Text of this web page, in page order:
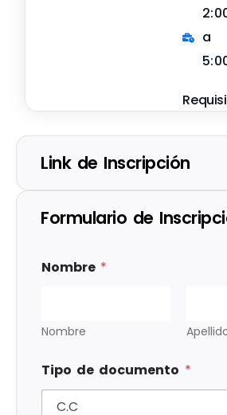
Link de Inscripción
Formulario de
Nombre *
Nombre
Tipo de documento *
a